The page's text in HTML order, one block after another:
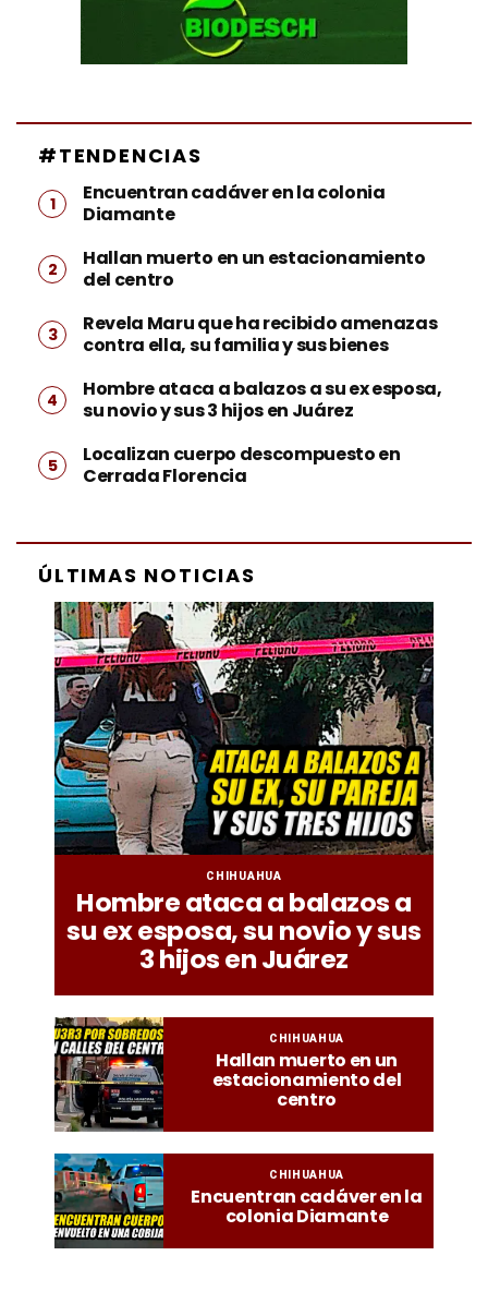
#TENDENCIAS
Encuentran cadáver en la colonia
Diamante
Hallan muerto en un estacionamiento
del centro
Revela Maru que ha recibido amenazas
contra ella, su familia y sus bienes
Hombre ataca a balazos a su ex esposa,
su novio y sus 3 hijos en Juárez
Localizan cuerpo descompuesto en
Cerrada Florencia
ÚLTIMAS NOTICIAS
CHIHUAHUA
Hombre ataca a balazos a
su ex esposa, su novio y sus
3 hijos en Juárez
CHIHUAHUA
Hallan muerto en un
estacionamiento del
centro
CHIHUAHUA
Encuentran cadáver en la
colonia Diamante